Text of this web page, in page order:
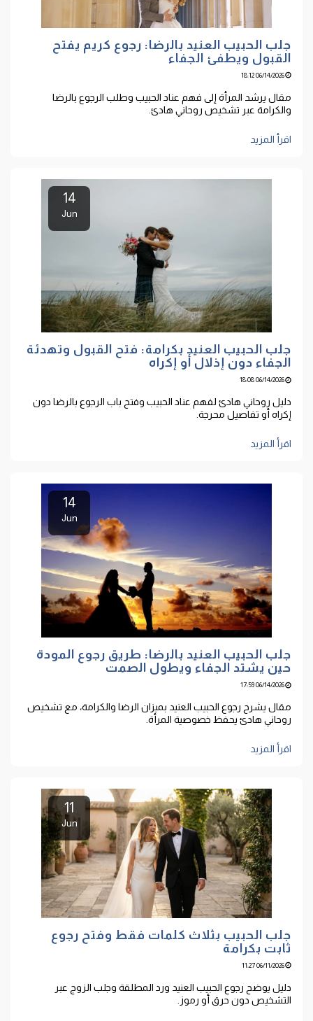
جلب الحبيب العنيد بالرضا: رجوع كريم يفتح
القبول ويطفئ الجفاء
06/14/2026 18:12
مقال يرشد المرأة إلى فهم عناد الحبيب وطلب الرجوع بالرضا
والكرامة عبر تشخيص روحاني هادئ.
اقرأ المزيد
14
Jun
جلب الحبيب العنيد بكرامة: فتح القبول وتهدئة
الجفاء دون إذلال أو إكراه
06/14/2026 18:08
دليل روحاني هادئ لفهم عناد الحبيب وفتح باب الرجوع بالرضا دون
إكراه أو تفاصيل محرجة.
اقرأ المزيد
14
Jun
جلب الحبيب العنيد بالرضا: طريق رجوع المودة
حين يشتد الجفاء ويطول الصمت
06/14/2026 17:59
مقال يشرح رجوع الحبيب العنيد بميزان الرضا والكرامة، مع تشخيص
روحاني هادئ يحفظ خصوصية المرأة.
اقرأ المزيد
11
Jun
جلب الحبيب بثلاث كلمات فقط وفتح رجوع
ثابت بكرامة
06/11/2026 11:27
دليل يوضح رجوع الحبيب العنيد ورد المطلقة وجلب الزوج عبر
التشخيص دون حرق أو رموز.